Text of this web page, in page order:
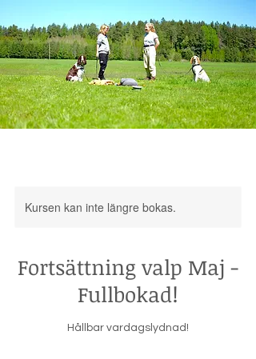
Kursen kan inte längre bokas.
Fortsättning valp Maj -
Fullbokad!
Hållbar vardagslydnad!